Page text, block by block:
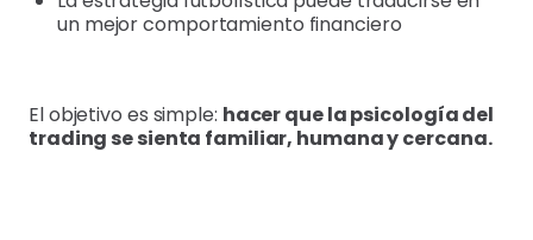
un mejor comportamiento financiero
El objetivo es simple: hacer que la psicología del
trading se sienta familiar, humana y cercana.